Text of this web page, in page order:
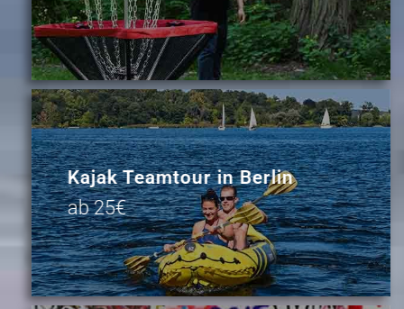
Kajak Teamtour in Berlin
ab 25€